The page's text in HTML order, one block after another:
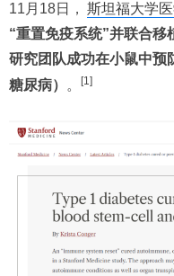
11月18日， 斯坦福大学
“重置免疫系统”并联合移
研究团队成功在小鼠中预
糖尿病）
。 [1]